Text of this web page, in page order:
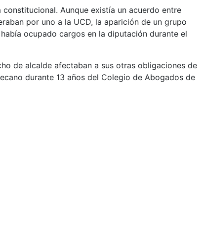
Aunque existía un acuerdo entre
por uno a la UCD, la aparición de un grupo
ocupado cargos en la diputación durante el
de alcalde afectaban a sus otras obligaciones de
durante 13 años del Colegio de Abogados de